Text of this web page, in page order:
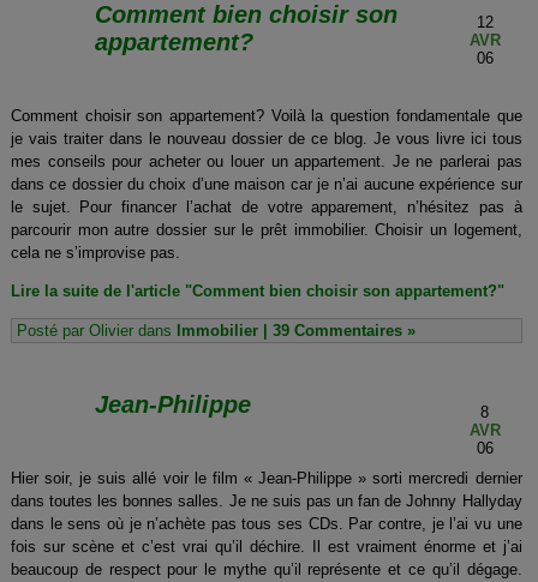
changer
d’appartement?
12
AVR
06
Comment bien choisir son
appartement?
Comment choisir son appartement? Voilà la question fondamentale que
je vais traiter dans le nouveau dossier de ce blog. Je vous livre ici tous
mes conseils pour acheter ou louer un appartement. Je ne parlerai pas
dans ce dossier du choix d’une maison car je n’ai aucune expérience sur
le sujet. Pour financer l’achat de votre apparement, n’hésitez pas à
parcourir mon autre dossier sur le prêt immobilier. Choisir un logement,
cela ne s’improvise pas.
Lire la suite de l'article "Comment bien choisir son appartement?"
Posté par Olivier dans Immobilier 39 Commentaires »
8
AVR
06
Jean-Philippe
Hier soir, je suis allé voir le film « Jean-Philippe » sorti mercredi dernier
dans toutes les bonnes salles. Je ne suis pas un fan de Johnny Hallyday
dans le sens où je n’achète pas tous ses CDs. Par contre, je l’ai vu une
fois sur scène et c’est vrai qu’il déchire. Il est vraiment énorme et j’ai
beaucoup de respect pour le mythe qu’il représente et ce qu’il dégage.